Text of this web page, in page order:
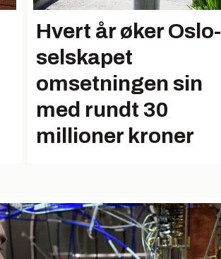
Hvert år øker Oslo-
selskapet
omsetningen sin
med rundt 30
millioner kroner